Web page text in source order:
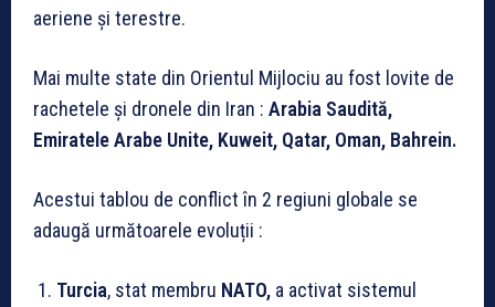
aeriene și terestre.
Mai multe state din Orientul Mijlociu au fost lovite de
rachetele și dronele din Iran : Arabia Saudită,
Emiratele Arabe Unite, Kuweit, Qatar, Oman, Bahrein.
Acestui tablou de conflict în 2 regiuni globale se
adaugă următoarele evoluții :
Turcia, stat membru NATO, a activat sistemul